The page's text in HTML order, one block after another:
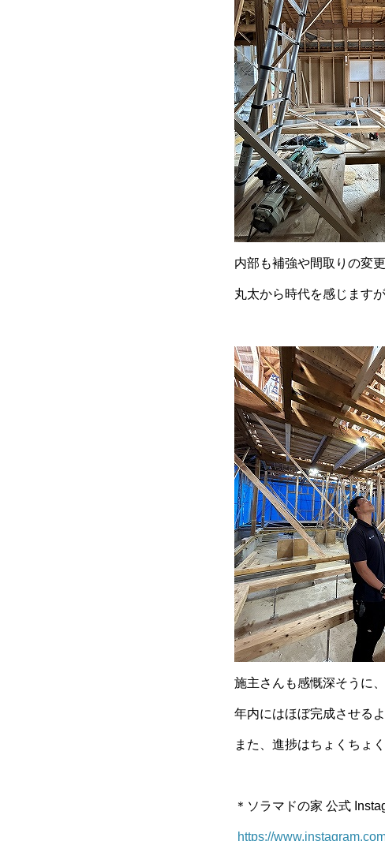
内部も補強や間取りの変
丸太から時代を感じます
施主さんも感慨深そうに
年内にはほぼ完成させる
また、進捗はちょくちょ
＊ソラマドの家 公式
https://